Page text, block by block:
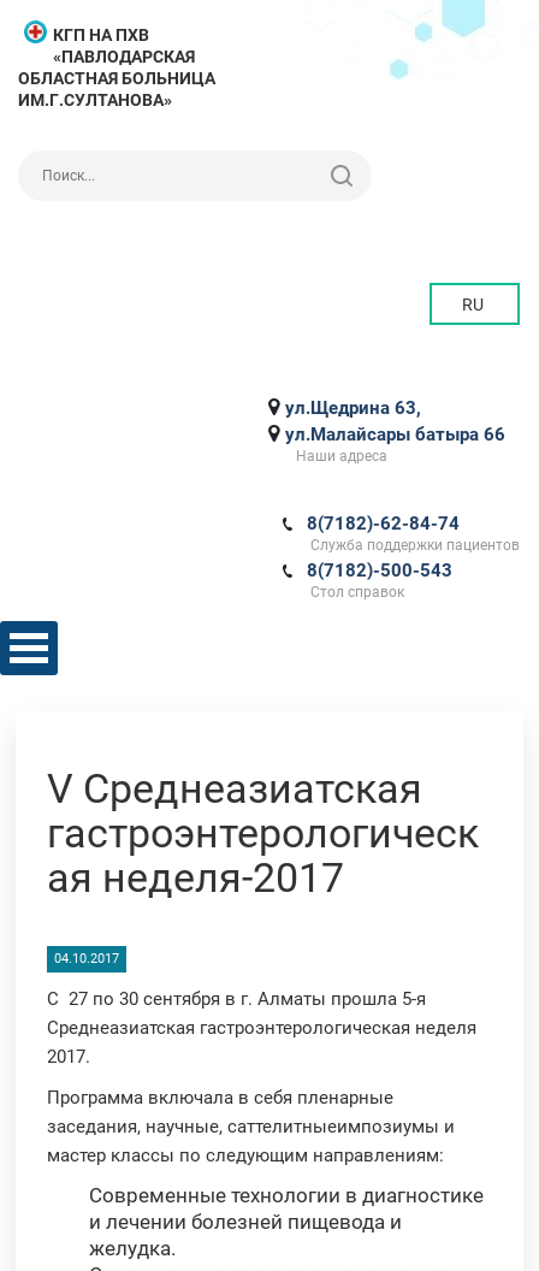
КГП НА ПХВ
«ПАВЛОДАРСКАЯ
ОБЛАСТНАЯ БОЛЬНИЦА
ИМ.Г.СУЛТАНОВА»
RU
ул.Щедрина 63,
ул.Малайсары батыра 66
Наши адреса
8(7182)-62-84-74
Служба поддержки пациентов
8(7182)-500-543
Стол справок
V Среднеазиатская
гастроэнтерологическ
ая неделя-2017
04.10.2017
С 27 по 30 сентября в г. Алматы прошла 5-я
Среднеазиатская гастроэнтерологическая неделя
2017.
Программа включала в себя пленарные
заседания, научные, саттелитныеимпозиумы и
мастер классы по следующим направлениям:
Современные технологии в диагностике
и лечении болезней пищевода и
желудка.